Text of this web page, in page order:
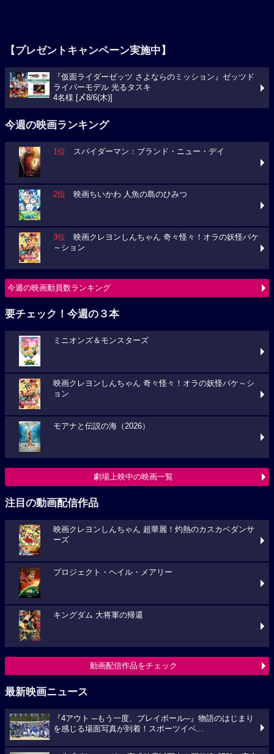
【プレゼントキャンペーン実施中】
『仮面ライダーゼッツ さよならのミッション』ゼッツド
ライバーモデル 光るタスキ
4名様 [〆8/6(木)]
今週の映画ランキング
1位 スパイダーマン：ブランド・ニュー・デイ
2位 映画ちいかわ 人魚の島のひみつ
3位 映画クレヨンしんちゃん 奇々怪々！オラの妖怪バケ
～ション
今週の映画動員数ランキング
要チェック！今週の３本
ミニオンズ＆モンスターズ
映画クレヨンしんちゃん 奇々怪々！オラの妖怪バケ～シ
ョン
モアナと伝説の海（2026）
劇場上映中の映画一覧
注目の動画配信作品
映画クレヨンしんちゃん 超華麗！灼熱のカスカベダンサ
ーズ
プロジェクト・ヘイル・メアリー
キングダム 大将軍の帰還
動画配信作品をチェック
最新映画ニュース
『4アウト ─もう一度、プレイボール─』物語のはじまり
を感じる場面写真が到着！スポーツイベ...